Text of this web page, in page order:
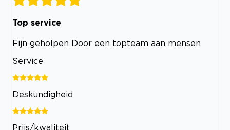
Top service
Fijn geholpen Door een topteam aan mensen
Service
Deskundigheid
Prijs/kwaliteit